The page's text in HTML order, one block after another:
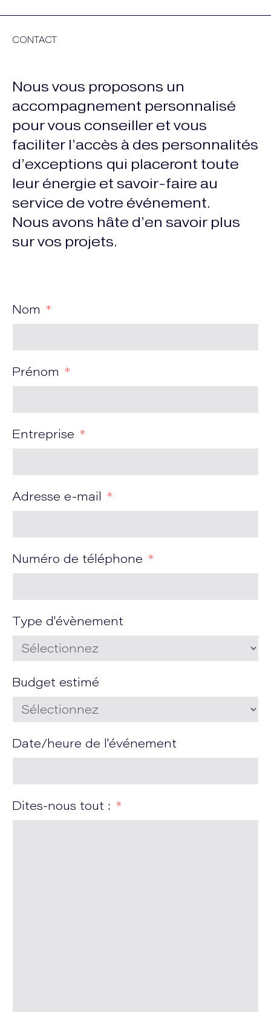
CONTACT
Nous vous proposons un
accompagnement personnalisé
pour vous conseiller et vous
faciliter l’accès à des personnalités
d’exceptions qui placeront toute
leur énergie et savoir-faire au
service de votre événement.
Nous avons hâte d’en savoir plus
sur vos projets.
Nom
Prénom
Entreprise
Adresse e-mail
Numéro de téléphone
Type d'évènement
Budget estimé
Date/heure de l'événement
Dites-nous tout :